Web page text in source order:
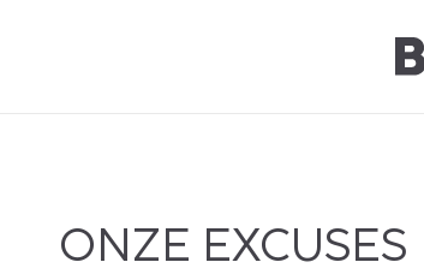
ONZE EXCUSES